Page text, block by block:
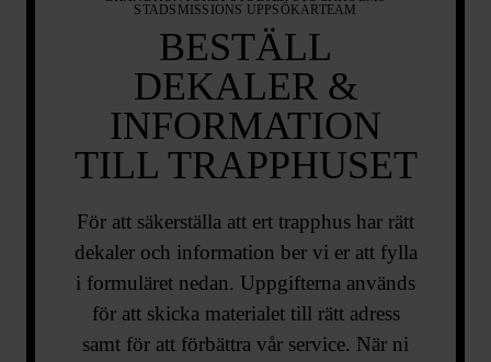
STADSMISSIONS UPPSÖKARTEAM​
BESTÄLL
DEKALER &
INFORMATION
TILL TRAPPHUSET​
För att säkerställa att ert trapphus har rätt
dekaler och information ber vi er att fylla
i formuläret nedan. Uppgifterna används
för att skicka materialet till rätt adress
samt för att förbättra vår service. När ni